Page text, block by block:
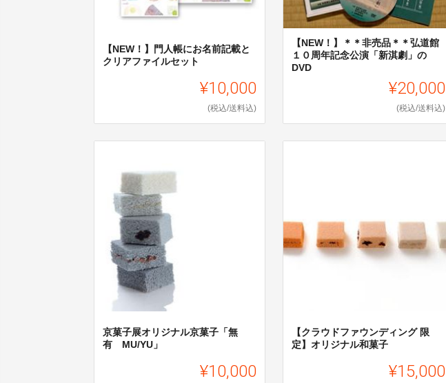
【NEW！】門人帳にお名前記載と
クリアファイルセット
¥10,000
(税込/送料込)
【NEW！】＊＊非売品＊＊弘道館
１０周年記念公演「新淇劇」の
DVD
¥20,000
(税込/送料込)
京菓子展オリジナル京菓子「無
有 MU/YU」
¥10,000
【クラウドファウンディング 限
定】オリジナル和菓子
¥15,000